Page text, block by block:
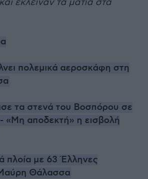
έκλειναν τα μάτια στα
πολεμικά αεροσκάφη στη
τα στενά του Βοσπόρου σε
- «Μη αποδεκτή» η εισβολή
πλοία με 63 Έλληνες
Θάλασσα